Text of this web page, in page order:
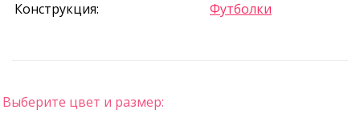
Конструкция: Футболки
Выберите цвет и размер: